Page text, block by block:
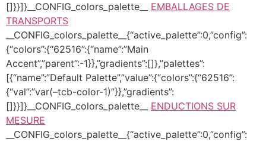
[]}}]}__CONFIG_colors_palette__ EMBALLAGES DE
TRANSPORTS
__CONFIG_colors_palette__{“active_palette”:0,”config”:
{“colors”:{“62516”:{“name”:”Main
Accent”,”parent”:-1}},”gradients”:[]},”palettes”:
[{“name”:”Default Palette”,”value”:{“colors”:{“62516”:
{“val”:”var(–tcb-color-1)”}},”gradients”:
[]}}]}__CONFIG_colors_palette__ ENDUCTIONS SUR
MESURE
__CONFIG_colors_palette__{“active_palette”:0,”config”: